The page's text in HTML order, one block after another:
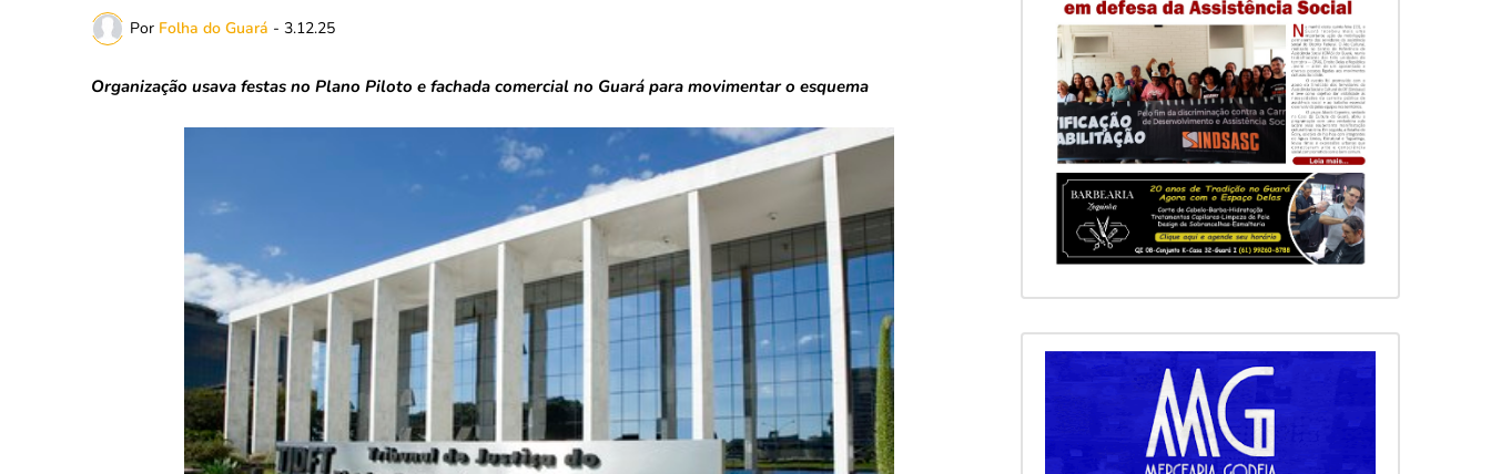
Por Folha do Guará - 3.12.25
Organização usava festas no Plano Piloto e fachada comercial no Guará para movimentar o esquema